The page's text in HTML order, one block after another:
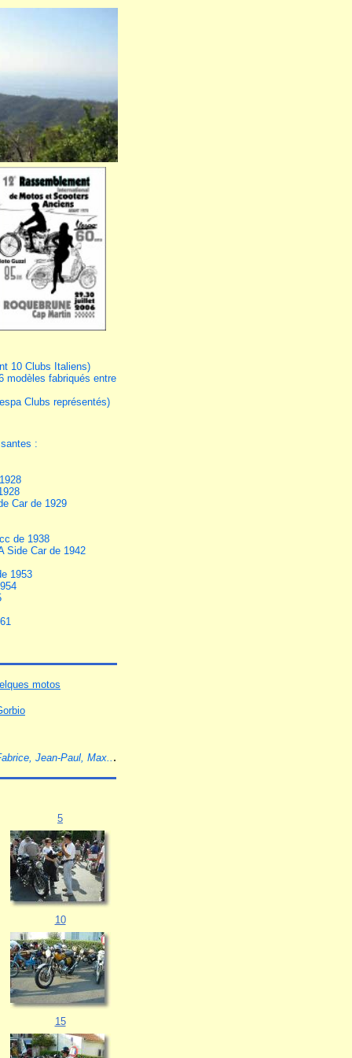
10 Clubs Italiens)
modèles fabriqués entre
Clubs représentés)
:
Car de 1929
de 1938
Side Car de 1942
1953
motos
Jean-Paul, Max.. .
5
10
15